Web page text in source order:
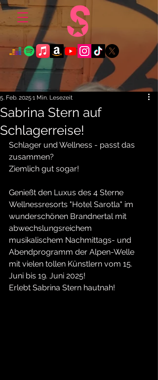
Sabrina Stern auf
Schlagerreise!
5. Feb. 2025 1 Min. Lesezeit
Schlager und Wellness - passt das
zusammen?
Ziemlich gut sogar!
Genießt den Luxus des 4 Sterne
Wellnessresorts "Hotel Sarotla" im
wunderschönen Brandnertal mit
abwechslungsreichem
musikalischem Nachmittags- und
Abendprogramm der Alpen-Welle
mit vielen tollen Künstlern vom 15.
Juni bis 19. Juni 2025!
Erlebt Sabrina Stern hautnah!